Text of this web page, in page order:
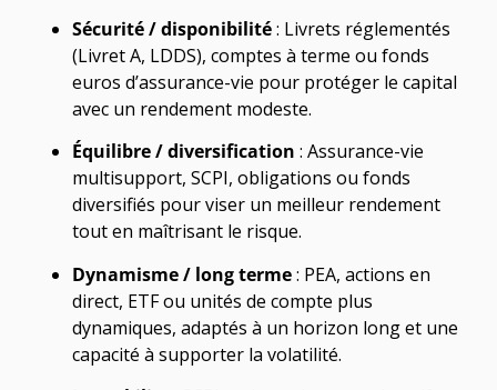
Sécurité / disponibilité: Livrets réglementés
(Livret A, LDDS), comptes à terme ou fonds
euros d’assurance-vie pour protéger le capital
avec un rendement modeste.
Équilibre / diversification : Assurance-vie
multisupport, SCPI, obligations ou fonds
diversifiés pour viser un meilleur rendement
tout en maîtrisant le risque.
Dynamisme / long terme: PEA, actions en
direct, ETF ou unités de compte plus
dynamiques, adaptés à un horizon long et une
capacité à supporter la volatilité.